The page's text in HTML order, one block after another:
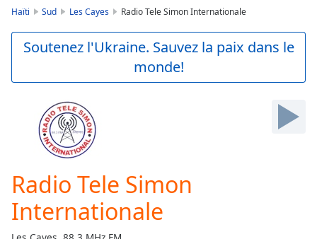
Play
Video
Skip
Duration
Loaded:
0.00%
Haïti Sud Les Cayes Radio Tele Simon Internationale
Soutenez l'Ukraine. Sauvez la paix dans le
monde!
Radio Tele Simon
Internationale